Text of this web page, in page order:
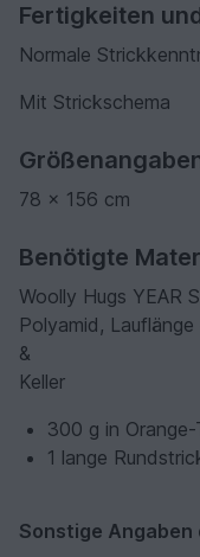
Fertigkeiten
Normale
Mit Strickschema
78 x 156 cm
Benötigte
Woolly Hugs YEAR
Polyamid,
&
Keller
300 g in
1 lange
Sonstige